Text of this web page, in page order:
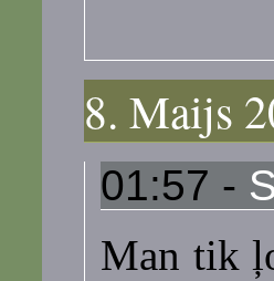
8. Maijs
01:57 -
Man tik